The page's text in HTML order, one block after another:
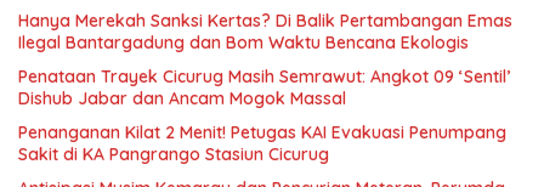
Hanya Merekah Sanksi Kertas? Di Balik Pertambangan Emas
Ilegal Bantargadung dan Bom Waktu Bencana Ekologis
Penataan Trayek Cicurug Masih Semrawut: Angkot 09 ‘Sentil’
Dishub Jabar dan Ancam Mogok Massal
Penanganan Kilat 2 Menit! Petugas KAI Evakuasi Penumpang
Sakit di KA Pangrango Stasiun Cicurug